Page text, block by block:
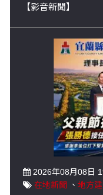
【影音新聞】
2026年08月08日
在地新聞
、 地方